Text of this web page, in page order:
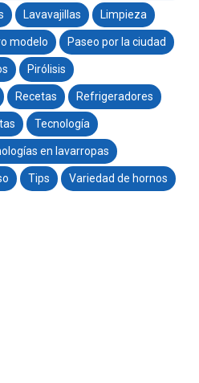
Lavavajillas Limpieza
modelo Paseo por la ciudad
Pirólisis
Recetas Refrigeradores
Tecnología
en lavarropas
Tips Variedad de hornos